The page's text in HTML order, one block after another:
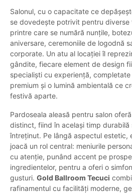
Salonul, cu o capacitate ce
se dovedește potrivit pentru diverse
printre care se numără nunțile,
aniversare, ceremoniile de logodnă
corporate. Un atu al locației îl
gândite, fiecare element de design
specialiști cu experiență,
premium și o lumină ambientală ce
festivă aparte.
Pardoseala aleasă pentru salon
distinct, fiind în același timp durabilă
întreținut. Pe lângă aspectul estetic,
joacă un rol central: meniurile
cu atenție, punând accent pe
ingredientelor, pentru a oferi o
gusturi. Gold Ballroom Tecuci
rafinamentul cu facilități moderne,